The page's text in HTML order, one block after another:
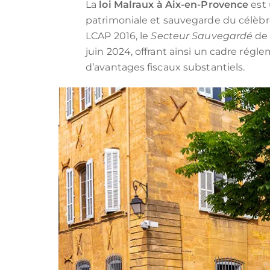
LOI MALRAUX LOI
DÉFICIT FONCIER
LOI
MONUMENTS HISTORIQUES
LMP/
Tous les programmes pour
La loi Malraux à Aix-en-Provence est
patrimoniale et sauvegarde du
LCAP 2016, leSecteur Sauvegardé de
juin 2024, offrant ainsi un cadre
d’avantages fiscaux substantiels.